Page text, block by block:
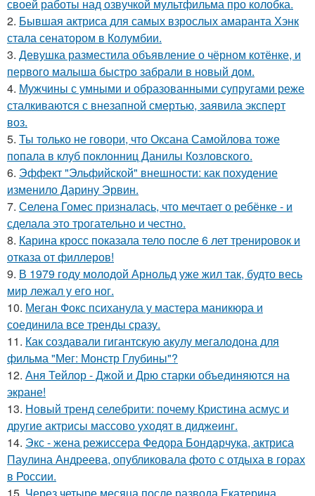
своей работы над озвучкой мультфильма про колобка.
2. Бывшая актриса для самых взрослых амаранта Хэнк
стала сенатором в Колумбии.
3. Девушка разместила объявление о чёрном котёнке, и
первого малыша быстро забрали в новый дом.
4. Мужчины с умными и образованными супругами реже
сталкиваются с внезапной смертью, заявила эксперт
воз.
5. Ты только не говори, что Оксана Самойлова тоже
попала в клуб поклонниц Данилы Козловского.
6. Эффект "Эльфийской" внешности: как похудение
изменило Дарину Эрвин.
7. Селена Гомес призналась, что мечтает о ребёнке - и
сделала это трогательно и честно.
8. Карина кросс показала тело после 6 лет тренировок и
отказа от филлеров!
9. В 1979 году молодой Арнольд уже жил так, будто весь
мир лежал у его ног.
10. Меган Фокс психанула у мастера маникюра и
соединила все тренды сразу.
11. Как создавали гигантскую акулу мегалодона для
фильма "Мег: Монстр Глубины"?
12. Аня Тейлор - Джой и Дрю старки объединяются на
экране!
13. Новый тренд селебрити: почему Кристина асмус и
другие актрисы массово уходят в диджеинг.
14. Экс - жена режиссера Федора Бондарчука, актриса
Паулина Андреева, опубликовала фото с отдыха в горах
в России.